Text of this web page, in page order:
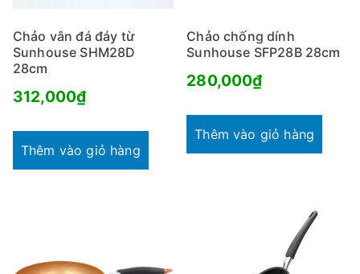
Chảo vân đá đáy từ
Sunhouse SHM28D
28cm
312,000₫
Thêm vào giỏ hàng
Chảo chống dính
Sunhouse SFP28B 28cm
280,000₫
Thêm vào giỏ hàng